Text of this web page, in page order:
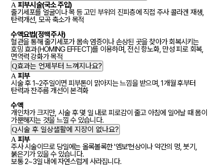
A 피부시술(국소 주입)
줄기세포를 얼굴이나 목 등 고민 부위의 진피층에 직접 주사 콜라겐 재생,
탄력개선, 모곡 축소가 목적
수액요법(정맥 주사)
혈관을 통해 줄기세포가 몸속 염증이나 손상된 곳을 찾아가 회복시키는
호밍 효과(HOMING EFFECT)를 이용하며, 전신 항노화, 만성 피로 회복,
면역력 강화가 목적
Q효과는 언제부터 느껴지나요?
A 피부
시술 후 1~2주일이면 피부톤이 맑아지는 느낌을 받으며, 1개월 후부터
탄력과 잔주름 개선이 본격화
수액
개인차가 크지만, 시술 후 몇 일 내로 피로감이 줄고 아침에 일어날 때 몸이
가뿐해지는 것을 느낄 수 있습니다.
Q시술 후 일상샐활에 지장이 없나요?
A 피부
주사 시술이므로 당일에는 올록볼록한 '엠보'현상이나 약간의 멍, 붓기,
붉은기가 있을 수 있습니다.
보통 2~3일 내에 자연스럽게 사라집니다.